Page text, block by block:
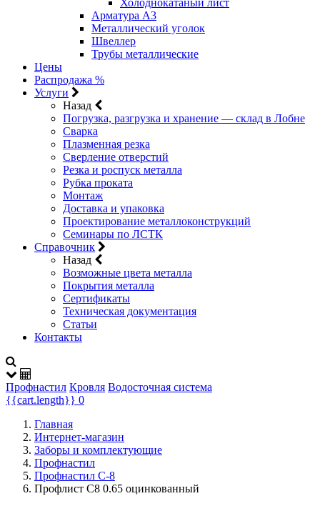
Холоднокатаный лист
Арматура А3
Металлический уголок
Швеллер
Трубы металлические
Цены
Распродажа %
Услуги
Назад
Погрузка, разгрузка и хранение — склад в Лобне
Сварка
Плазменная резка
Сверление отверстий
Резка и роспуск металла
Рубка проката
Монтаж
Доставка и упаковка
Проектирование металлоконструкций
Семинары по ЛСТК
Справочник
Назад
Возможные цвета металла
Покрытия металла
Сертификаты
Техническая документация
Статьи
Контакты
Профнастил Кровля Водосточная система
{{cart.length}} 0
Главная
Интернет-магазин
Заборы и комплектующие
Профнастил
Профнастил С-8
Профлист С8 0.65 оцинкованный